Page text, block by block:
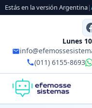
Estás en la versión Argentina|
Lunes
(011) 6155-8693